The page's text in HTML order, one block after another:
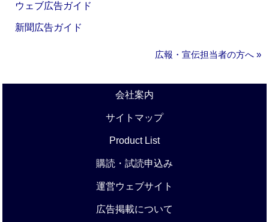
ウェブ広告ガイド
新聞広告ガイド
広報・宣伝担当者の方へ »
会社案内
サイトマップ
Product List
購読・試読申込み
運営ウェブサイト
広告掲載について